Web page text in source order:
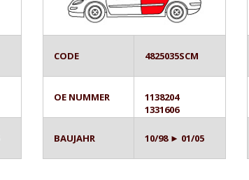
CODE 4825035SCM
OE NUMMER
1138204
1331606
BAUJAHR 10/98 ► 01/05